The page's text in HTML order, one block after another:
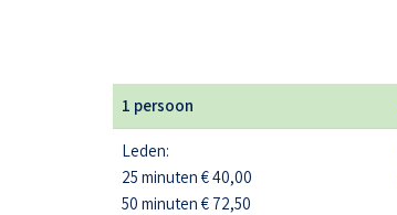
1 persoon
Leden:
25 minuten € 40,00
50 minuten € 72,50